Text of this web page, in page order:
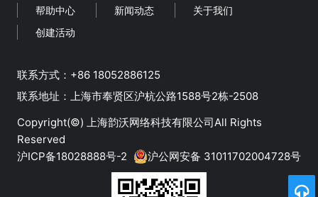
帮助中心
新闻动态
关于我们
创建活动
联系方式：+86 18052886125
‬联系地址：上海市奉贤区沪杭公路1588号2栋-2508
Copyright(©) 上海韵沃网络科技有限公司All Rights
Reserved
沪ICP备18028888号-2
沪公网安备 31011702004728号